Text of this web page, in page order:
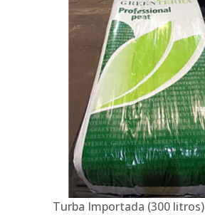
Turba Importada (300 litros)